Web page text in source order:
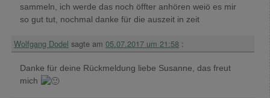
sammeln, ich werde das noch öffter anhören weiö es mir
so gut tut, nochmal danke für die auszeit in zeit
Wolfgang Dodel sagte am 05.07.2017 um 21:58 :
Danke für deine Rückmeldung liebe Susanne, das freut
mich